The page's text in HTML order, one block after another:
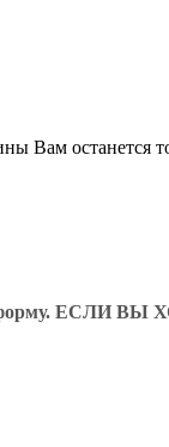
Вам останется
форму.